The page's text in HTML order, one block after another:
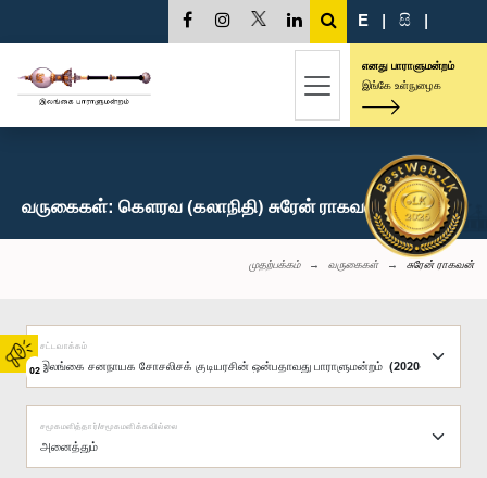
02
E | සි |
எனது பாராளுமன்றம்
இங்கே உள்நுழைக
வருகைகள்: கௌரவ (கலாநிதி) சுரேன் ராகவன், பா.உ.
முதற்பக்கம் வருகைகள் சுரேன் ராகவன்
சட்டவாக்கம்
சமூகமளித்தார்/சமூகமளிக்கவில்லை